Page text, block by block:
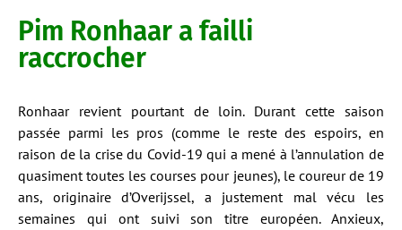
Pim Ronhaar a failli
raccrocher
Ronhaar revient pourtant de loin. Durant cette saison
passée parmi les pros (comme le reste des espoirs, en
raison de la crise du Covid-19 qui a mené à l’annulation de
quasiment toutes les courses pour jeunes), le coureur de 19
ans, originaire d’Overijssel, a justement mal vécu les
semaines qui ont suivi son titre européen. Anxieux,